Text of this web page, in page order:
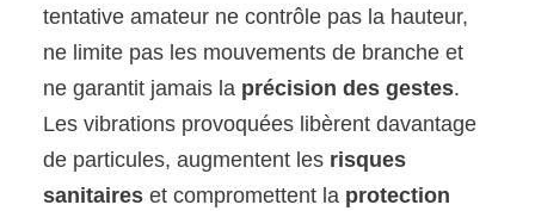
tentative amateur ne contrôle pas la hauteur,
ne limite pas les mouvements de branche et
ne garantit jamais la précision des gestes.
Les vibrations provoquées libèrent davantage
de particules, augmentent les risques
sanitaires et compromettent la protection